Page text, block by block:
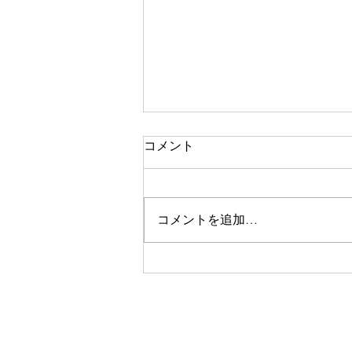
コメント
コメントを追加…